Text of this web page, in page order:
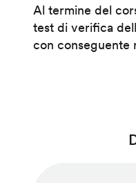
Al termine del
test di verifica
con conseguente